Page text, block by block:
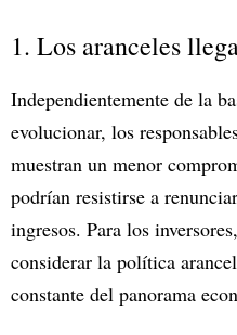
1. Los aranceles
Independientemente de la
evolucionar, los
muestran un menor
podrían resistirse a
ingresos. Para los
considerar la política
constante del panorama